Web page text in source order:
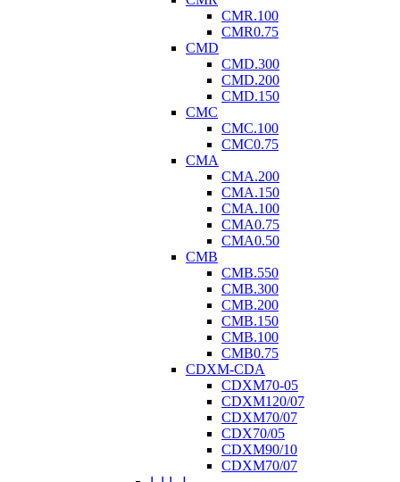
CMR.100
CMR0.75
CMD
CMD.300
CMD.200
CMD.150
CMC
CMC.100
CMC0.75
CMA
CMA.200
CMA.150
CMA.100
CMA0.75
CMA0.50
CMB
CMB.550
CMB.300
CMB.200
CMB.150
CMB.100
CMB0.75
CDXM-CDA
CDXM70-05
CDXM120/07
CDXM70/07
CDX70/05
CDXM90/10
CDXM70/07